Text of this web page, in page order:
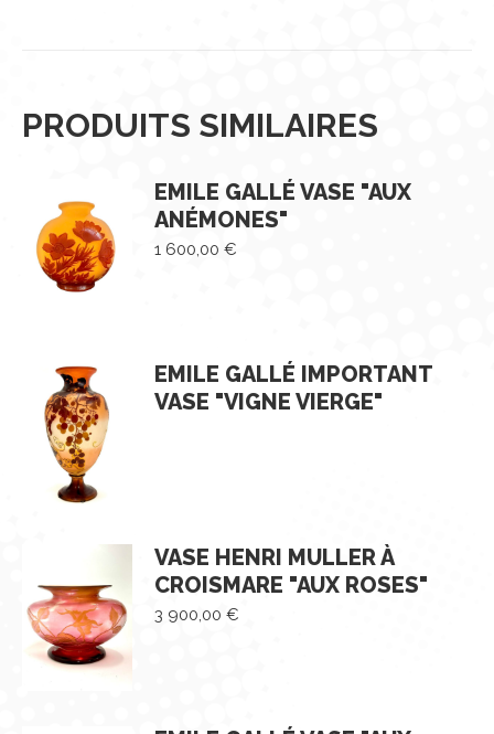
PRODUITS SIMILAIRES
EMILE GALLÉ VASE "AUX
ANÉMONES"
1 600,00 €
EMILE GALLÉ IMPORTANT
VASE "VIGNE VIERGE"
VASE HENRI MULLER À
CROISMARE "AUX ROSES"
3 900,00 €